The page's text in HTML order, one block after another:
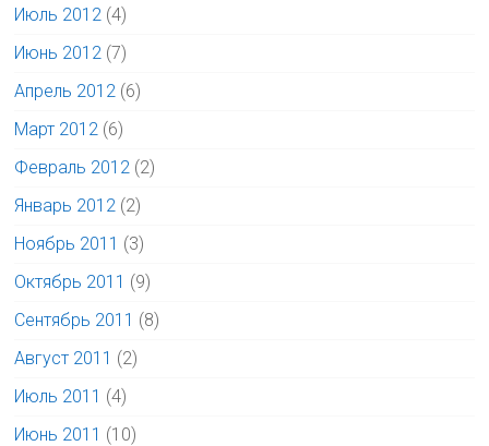
Июль 2012 (4)
Июнь 2012 (7)
Апрель 2012 (6)
Март 2012 (6)
Февраль 2012 (2)
Январь 2012 (2)
Ноябрь 2011 (3)
Октябрь 2011 (9)
Сентябрь 2011 (8)
Август 2011 (2)
Июль 2011 (4)
Июнь 2011 (10)